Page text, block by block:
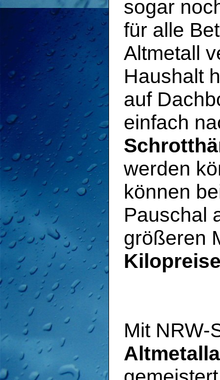
sogar
für alle
Altmetall
Haushalt
auf
einfach
werden
können
Pauschal
größeren
Mit NRW-